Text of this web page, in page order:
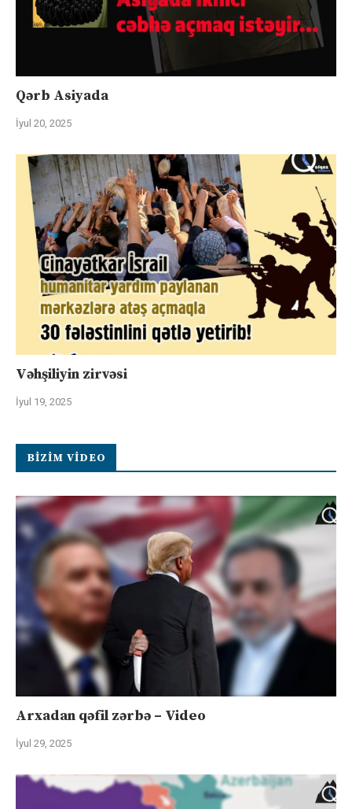
Qərb Asiyada
İyul 20, 2025
Vəhşiliyin zirvəsi
İyul 19, 2025
BIZIM VIDEO
Arxadan qəfil zərbə – Video
İyul 29, 2025